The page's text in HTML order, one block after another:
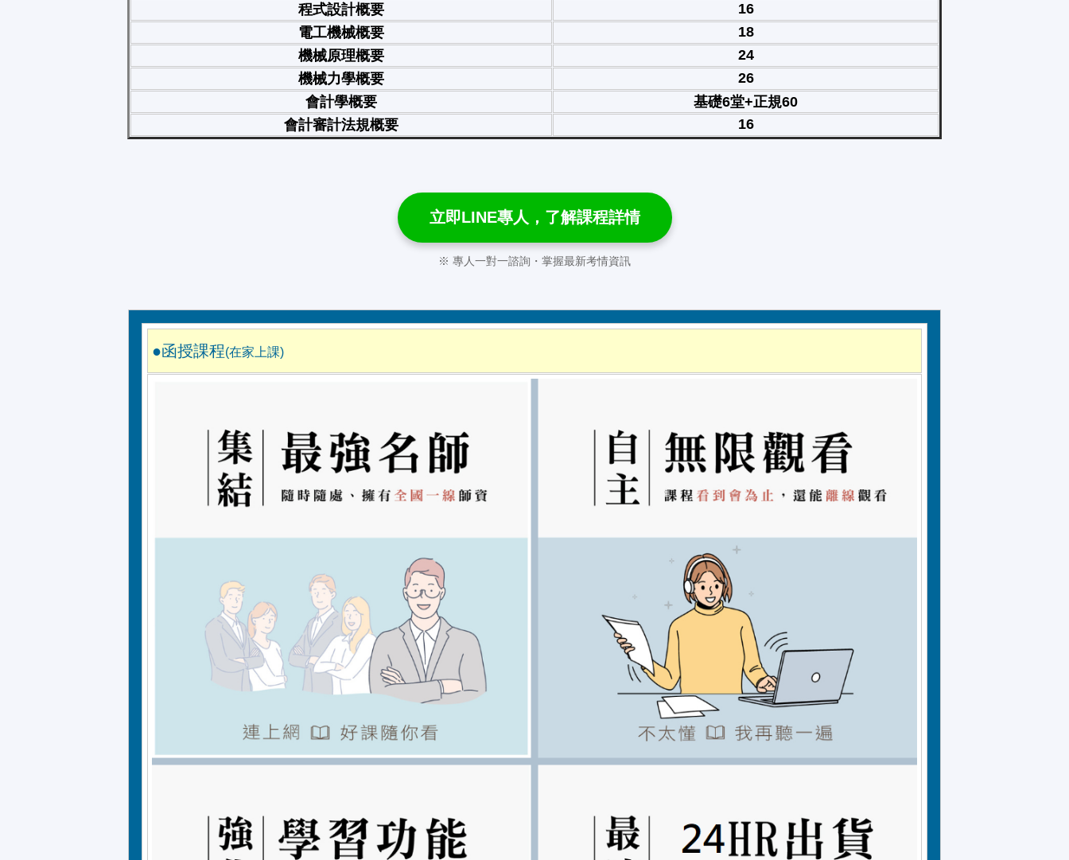
程式設計概要
16
電工機械概要
18
機械原理概要
24
機械力學概要
26
會計學概要
基礎6堂+正規60
會計審計法規概要
16
立即LINE專人，了解課程詳情
※ 專人一對一諮詢・掌握最新考情資訊
●函授課程(在家上課)